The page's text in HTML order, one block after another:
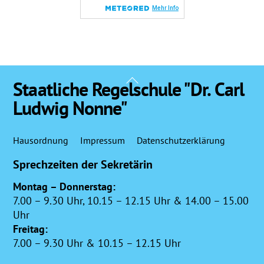
Back
To
Staatliche Regelschule "Dr. Carl
Ludwig Nonne"
Hausordnung Impressum Datenschutzerklärung
Sprechzeiten der Sekretärin
Montag – Donnerstag:
7.00 – 9.30 Uhr, 10.15 – 12.15 Uhr & 14.00 – 15.00
Uhr
Freitag:
7.00 – 9.30 Uhr & 10.15 – 12.15 Uhr